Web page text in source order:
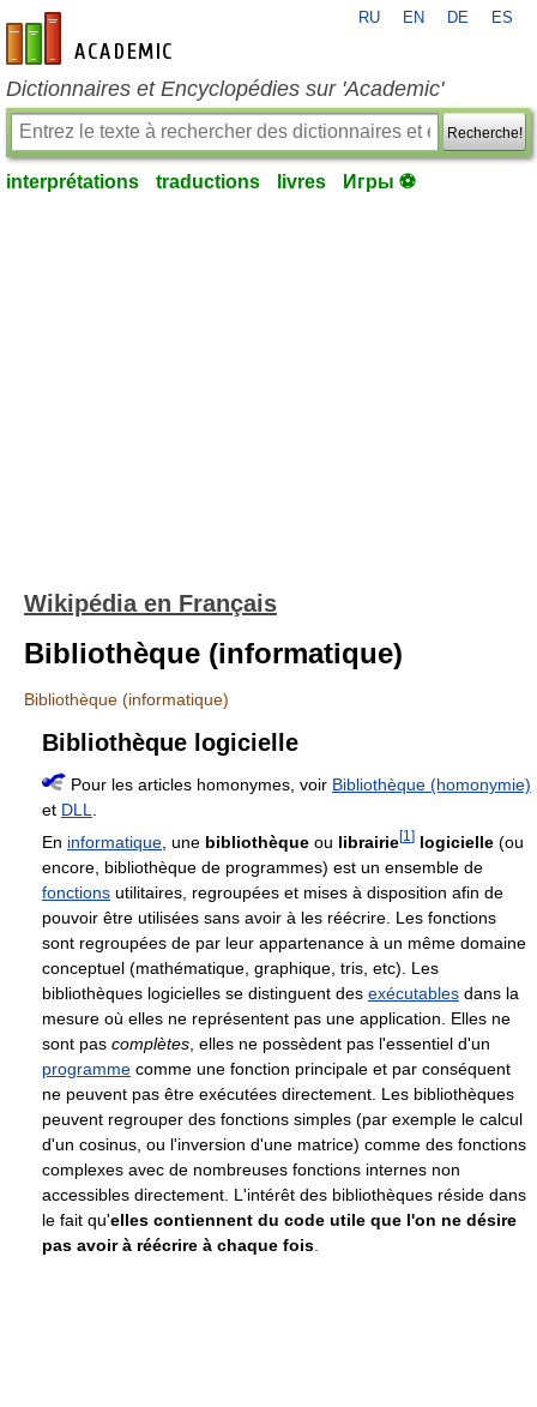
fr-academic.com
RU EN DE ES
Dictionnaires et Encyclopédies sur 'Academic'
Recherche!
interprétations traductions livres Игры ⚽
Wikipédia en Français
Bibliothèque (informatique)
Bibliothèque (informatique)
Bibliothèque logicielle
Pour les articles homonymes, voir Bibliothèque (homonymie)
et DLL
En informatique , une bibliothèque ou librairie[1 ] logicielle (ou
encore, bibliothèque de programmes) est un ensemble de
fonctions utilitaires, regroupées et mises à disposition afin de
pouvoir être utilisées sans avoir à les réécrire. Les fonctions
sont regroupées de par leur appartenance à un même domaine
conceptuel (mathématique, graphique, tris, etc). Les
bibliothèques logicielles se distinguent des exécutables dans la
mesure où elles ne représentent pas une application. Elles ne
sont pas complètes , elles ne possèdent pas l'essentiel d'un
programme comme une fonction principale et par conséquent
ne peuvent pas être exécutées directement. Les bibliothèques
peuvent regrouper des fonctions simples (par exemple le calcul
d'un cosinus, ou l'inversion d'une matrice) comme des fonctions
complexes avec de nombreuses fonctions internes non
accessibles directement. L'intérêt des bibliothèques réside dans
le fait qu'elles contiennent du code utile que l'on ne désire
pas avoir à réécrire à chaque fois